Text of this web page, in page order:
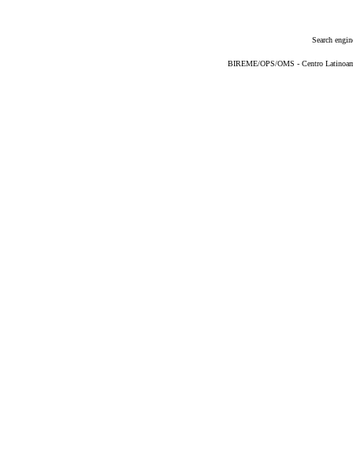
Search
BIREME/OPS/OMS - Centro